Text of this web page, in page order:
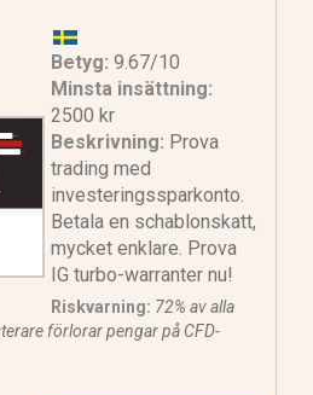
Betyg: 9.67/10
Minsta insättning:
2500 kr
Beskrivning: Prova
trading med
investeringssparkonto.
Betala en schablonskatt,
mycket enklare. Prova
IG turbo-warranter nu!
Riskvarning: 72% av alla
förlorar pengar på CFD-